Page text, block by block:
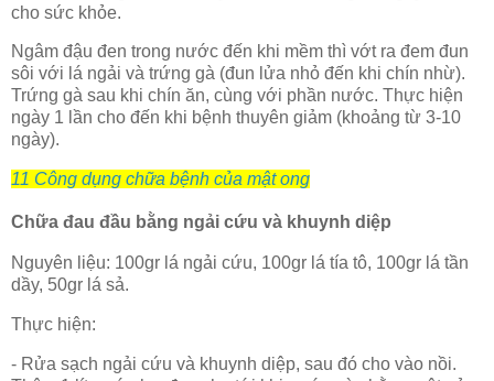
cho sức khỏe.
Ngâm đậu đen trong nước đến khi mềm thì vớt ra đem đun
sôi với lá ngải và trứng gà (đun lửa nhỏ đến khi chín nhừ).
Trứng gà sau khi chín ăn, cùng với phần nước. Thực hiện
ngày 1 lần cho đến khi bệnh thuyên giảm (khoảng từ 3-10
ngày).
11 Công dụng chữa bệnh của mật ong
Chữa đau đầu bằng ngải cứu và khuynh diệp
Nguyên liệu: 100gr lá ngải cứu, 100gr lá tía tô, 100gr lá tần
dầy, 50gr lá sả.
Thực hiện:
- Rửa sạch ngải cứu và khuynh diệp, sau đó cho vào nồi.